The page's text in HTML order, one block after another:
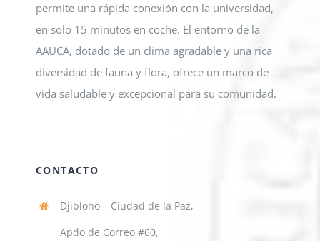
permite una rápida conexión con la universidad,
en solo 15 minutos en coche. El entorno de la
AAUCA, dotado de un clima agradable y una rica
diversidad de fauna y flora, ofrece un marco de
vida saludable y excepcional para su comunidad.
CONTACTO
Djibloho – Ciudad de la Paz,
Apdo de Correo #60,